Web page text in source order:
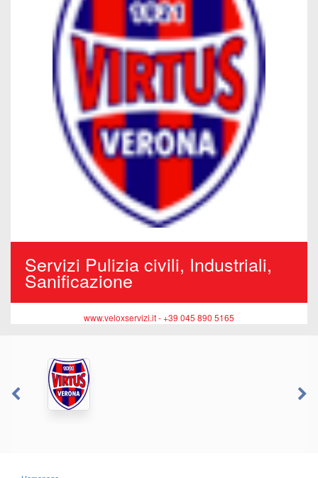
Servizi Pulizia civili, Industriali,
Sanificazione
www.veloxservizi.it - +39 045 890 5165